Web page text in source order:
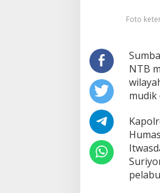
Foto
NTB
mudik